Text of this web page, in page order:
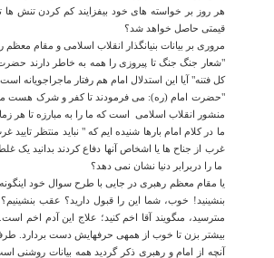
هر روز بر خواسته های خود بیفزایند کم کردن تنش ها
قیمتی حاصل خواهد شد؟
مروری بر بیانات بنیانگذار انقلاب اسلامی و مقام
"شعار جنگ جنگ تا پیروزی را همه به خاطر دارند
کل فتنه" آیا این استدلال امام هم رفتار ماجراجویانه
"حضرت امام (ره): می فرمودند تا کفر و شرک هست
منشور انقلاب اسلامی
است که ما را به مبارزه تا هر
ما در کلام امام بارها شنیده ایم که " نباید منتظر تایید
غرب از جناح ها یا اشخاص آنها دفاع کردند بدانید یک
ما را دربرابر دنیا نشان نمی دهد؟
یا مقام معظم رهبری در جایی با طرح سوال خود
بنشينيد! خوب، شما اين را قبول داريد؟ عقب
مى‏ترسيد، مى‏گويند آقا اخم كنيد؛ علاج اين آدم اخم
بيشتر بزن تا خوب از همه‏ى حرفهايش دست بردارد.
آنچه از امام و رهبری ذکر گردید همه بیانات روشنی